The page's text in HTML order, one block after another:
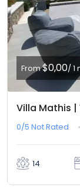
From$0,00/ 1
Villa Mathis |
0/5 Not Rated
14